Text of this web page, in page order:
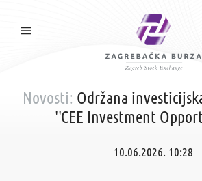
Novosti: Održana
''CEE Investment
10.06.2026. 10:28